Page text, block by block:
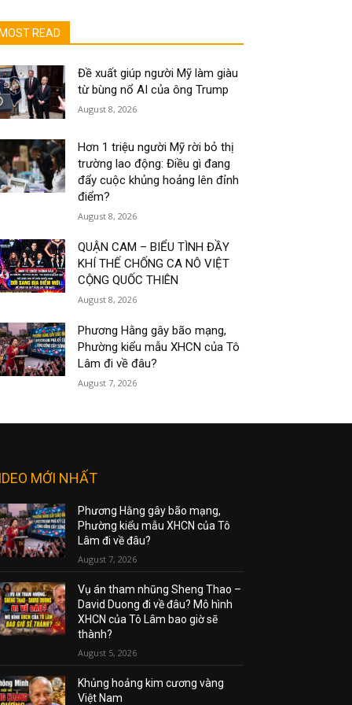
MOST READ
Đề xuất giúp người Mỹ làm giàu
từ bùng nổ AI của ông Trump
August 8, 2026
Hơn 1 triệu người Mỹ rời bỏ thị
trường lao động: Điều gì đang
đẩy cuộc khủng hoảng lên đỉnh
điểm?
August 8, 2026
QUẬN CAM – BIỂU TÌNH ĐẦY
KHÍ THẾ CHỐNG CA NÔ VIỆT
CỘNG QUỐC THIÊN
August 8, 2026
Phương Hằng gây bão mạng,
Phường kiểu mẫu XHCN của Tô
Lâm đi về đâu?
August 7, 2026
MỚI NHẤT
Phương Hằng gây bão mạng,
Phường kiểu mẫu XHCN của Tô
Lâm đi về đâu?
August 7, 2026
Vụ án tham nhũng Sheng Thao –
David Duong đi về đâu? Mô hình
XHCN của Tô Lâm bao giờ sẽ
thành?
August 5, 2026
Khủng hoảng kim cương vàng
Việt Nam